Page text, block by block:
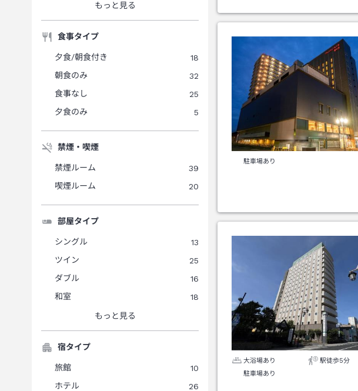
もっと見る
食事タイプ
夕食/朝食付き
18
朝食のみ
32
食事なし
25
夕食のみ
5
禁煙・喫煙
禁煙ルーム
39
喫煙ルーム
20
部屋タイプ
シングル
13
ツイン
25
ダブル
16
和室
18
もっと見る
宿タイプ
旅館
10
ホテル
26
駐車場あり
大浴場あり
駅徒歩5分
駐車場あり